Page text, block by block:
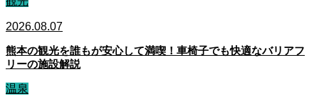
2026.08.07
熊本の観光を誰もが安心して満喫！車椅子でも快適なバリアフ
リーの施設解説
温泉